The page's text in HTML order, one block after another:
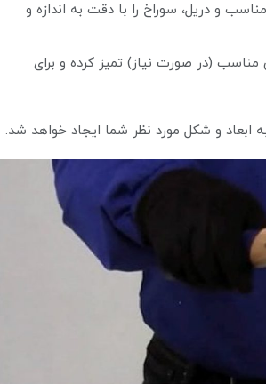
و دریل، سوراخ را با دقت به اندازه و
(در صورت نیاز) تمیز کرده و برای
ابعاد و شکل مورد نظر شما ایجاد خواهد شد.